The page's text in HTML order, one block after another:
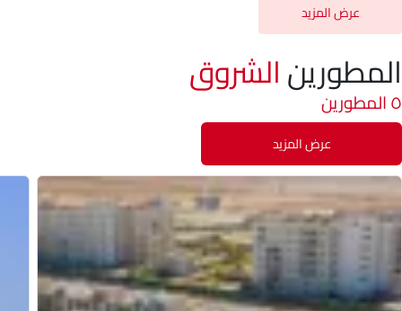
عرض المزيد
المطورينالشروق
٥ المطورين
عرض المزيد